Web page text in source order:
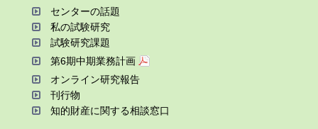
センターの話題
私の試験研究
試験研究課題
第6期中期業務計画
オンライン研究報告
刊⾏物
知的財産に関する相談窓⼝